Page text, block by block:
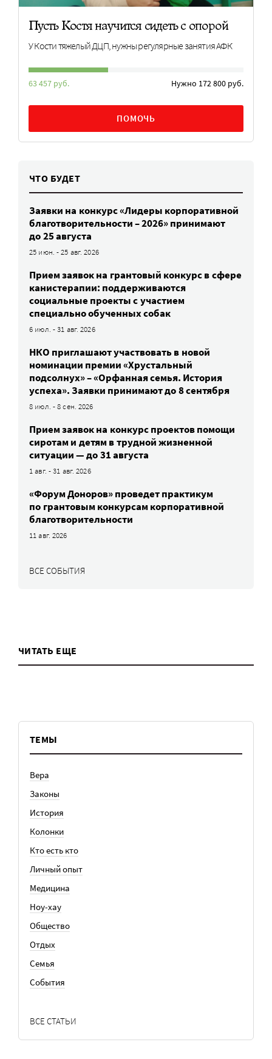
Пусть Костя научится сидеть с опорой
У Кости тяжелый ДЦП, нужны регулярные занятия АФК
63 457 руб. Нужно 172 800 руб.
ПОМОЧЬ
ЧТО БУДЕТ
Заявки на конкурс «Лидеры корпоративной
благотворительности – 2026» принимают
до 25 августа
25 июн. - 25 авг. 2026
Прием заявок на грантовый конкурс в сфере
канистерапии: поддерживаются
социальные проекты с участием
специально обученных собак
6 июл. - 31 авг. 2026
НКО приглашают участвовать в новой
номинации премии «Хрустальный
подсолнух» – «Орфанная семья. История
успеха». Заявки принимают до 8 сентября
8 июл. - 8 сен. 2026
Прием заявок на конкурс проектов помощи
сиротам и детям в трудной жизненной
ситуации — до 31 августа
1 авг. - 31 авг. 2026
«Форум Доноров» проведет практикум
по грантовым конкурсам корпоративной
благотворительности
11 авг. 2026
ВСЕ СОБЫТИЯ
ЧИТАТЬ ЕЩЕ
ТЕМЫ
Вера
Законы
История
Колонки
Кто есть кто
Личный опыт
Медицина
Ноу-хау
Общество
Отдых
Семья
События
ВСЕ СТАТЬИ